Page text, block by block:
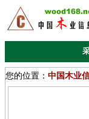
您的位置： 中国木业